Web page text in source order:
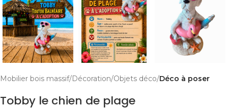
Mobilier bois massif Décoration Objets déco Déco à poser
Tobby le chien de plage